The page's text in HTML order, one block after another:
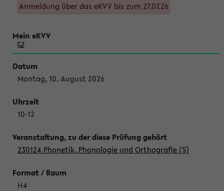
Anmeldung über das eKVV bis zum 27.07.26
Montag, 10. August 2026
10-12
230124 Phonetik, Phonologie und Orthografie (S)
H4